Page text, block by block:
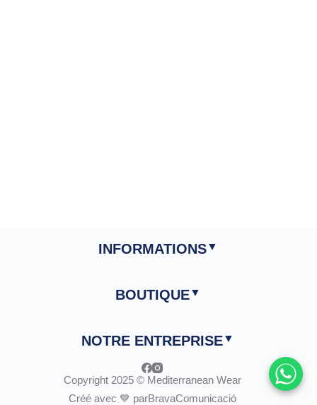
INFORMATIONS
BOUTIQUE
NOTRE ENTREPRISE
Copyright 2025 © Mediterranean Wear
Créé avec 💙 parBravaComunicació